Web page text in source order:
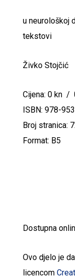
u neurološkoj
tekstovi
Živko Stojčić
Cijena: 0 kn /
ISBN: 978-
Broj stranica:
Format: B5
Dostupna
Ovo djelo je
licencom